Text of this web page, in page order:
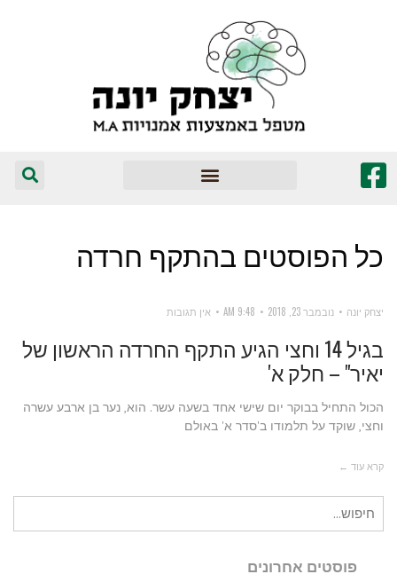
כל הפוסטים בהתקף חרדה
יצחק יונה נובמבר 23, 2018 9:48 AM אין תגובות
בגיל 14 וחצי הגיע התקף החרדה הראשון של
יאיר" – חלק א'
הכול התחיל בבוקר יום שישי אחד בשעה עשר. הוא, נער בן ארבע עשרה
וחצי, שוקד על תלמודו ב'סדר א' באולם
קרא עוד ←
עבור:
פוסטים אחרונים